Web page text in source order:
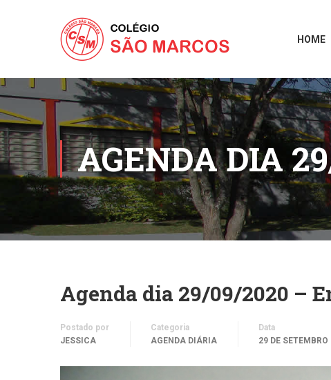
HOME
AGENDA DIA
Agenda dia 29/09/2020 –
Postado por
JESSICA
Categoria
AGENDA DIÁRIA
Data
29 DE SETEMBRO